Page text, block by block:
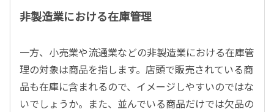
非製造業における在庫管理
一方、小売業や流通業などの非製造業における在庫管
理の対象は商品を指します。店頭で販売されている商
品も在庫に含まれるので、イメージしやすいのではな
いでしょうか。また、並んでいる商品だけでは欠品の